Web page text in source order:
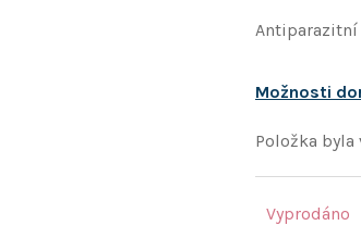
hvězdiček.
Antiparazitní
Možnosti
Položka byla
Vyprodáno